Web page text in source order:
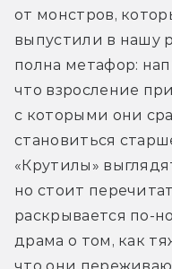
от монстров,
выпустили в нашу
полна метафор:
что взросление
с которыми они
становиться
«Крутилы»
но стоит
раскрывается по-
драма о том, как